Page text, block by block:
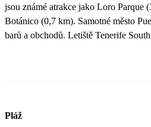
jsou známé atrakce jako Loro Parque
Botánico (0,7 km). Samotné město
barů a obchodů. Letiště Tenerife
Pláž